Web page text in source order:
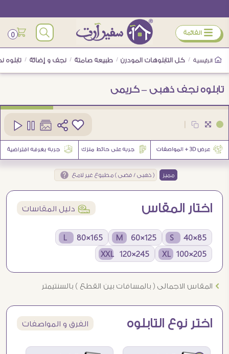
ÿ القائمة 0
الرئيسية / كل التابلوهات المودرن / طبيعه صامتة / نجف و إضائة /
تابلوه نجف ذهبى – كريمى
مميز ( ذهبى / فضى ) مطبوع غير لامع
اختار المقاس í دليل المقاسات
85×40 S
125×60 M
165×80 L
205×100 XL
245×120 XXL
Ö المقاس الاجمالى ( بالمسافات بين القطع ) بالسنتيمتر
اختر نوع التابلوه الفرق و المواصفات